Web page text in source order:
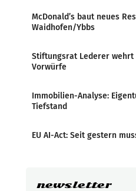
McDonald’s baut neues
Waidhofen/Ybbs
Stiftungsrat Lederer wehrt
Vorwürfe
Immobilien-Analyse:
Tiefstand
EU AI-Act: Seit gestern
newsletter